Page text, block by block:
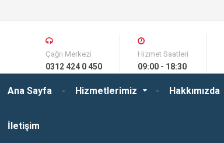
Ana Sayfa Hizmetlerimiz Hakkımızda
İletişim
Çağrı Merkezi
0312 424 0 450
Hizmet Saatleri
09:00 - 18:30